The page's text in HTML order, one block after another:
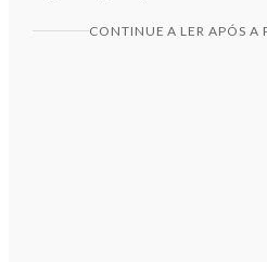
CONTINUE A LER APÓS A